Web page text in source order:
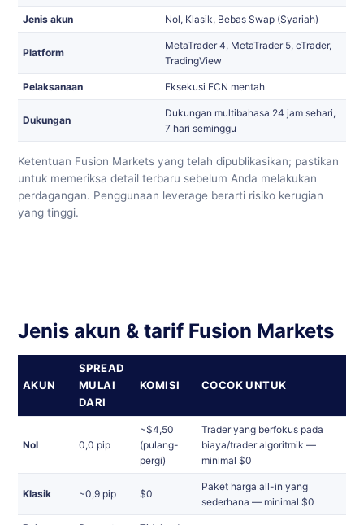
Jenis akun Nol, Klasik, Bebas Swap (Syariah)
Platform
MetaTrader 4, MetaTrader 5, cTrader,
TradingView
Pelaksanaan Eksekusi ECN mentah
Dukungan
Dukungan multibahasa 24 jam sehari,
7 hari seminggu
Ketentuan Fusion Markets yang telah dipublikasikan; pastikan
untuk memeriksa detail terbaru sebelum Anda melakukan
perdagangan. Penggunaan leverage berarti risiko kerugian
yang tinggi.
Jenis akun & tarif Fusion Markets
AKUN
SPREAD
MULAI
DARI
KOMISI COCOK UNTUK
Nol 0,0 pip
~$4,50
(pulang-
pergi)
Trader yang berfokus pada
biaya/trader algoritmik —
minimal $0
Klasik ~0,9 pip $0
Paket harga all-in yang
sederhana — minimal $0